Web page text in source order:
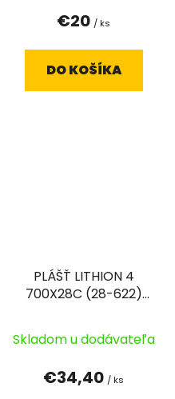
€20 / ks
DO KOŠÍKA
PLÁŠŤ LITHION 4
700X28C (28-622)
Skladom u dodávateľa
€34,40 / ks